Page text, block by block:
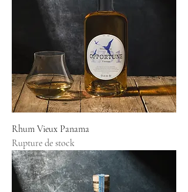
Rhum Vieux Panama
Rupture de stock